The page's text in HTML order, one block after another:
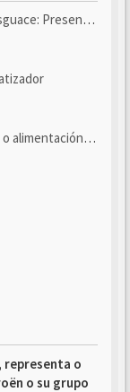
y seguimiento
eléctri...
representa o
o su grupo